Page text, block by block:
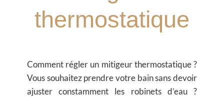
thermostatique
Comment régler un mitigeur thermostatique ?
Vous souhaitez prendre votre bain sans devoir
ajuster constamment les robinets d’eau ?